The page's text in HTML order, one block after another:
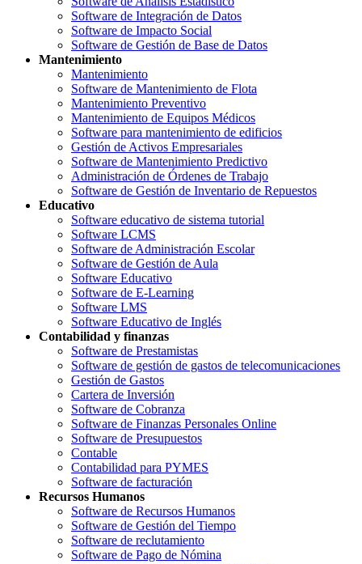
Software de Integración de Datos
Software de Impacto Social
Software de Gestión de Base de Datos
Mantenimiento
Mantenimiento
Software de Mantenimiento de Flota
Mantenimiento Preventivo
Mantenimiento de Equipos Médicos
Software para mantenimiento de edificios
Gestión de Activos Empresariales
Software de Mantenimiento Predictivo
Administración de Órdenes de Trabajo
Software de Gestión de Inventario de Repuestos
Educativo
Software educativo de sistema tutorial
Software LCMS
Software de Administración Escolar
Software de Gestión de Aula
Software Educativo
Software de E-Learning
Software LMS
Software Educativo de Inglés
Contabilidad y finanzas
Software de Prestamistas
Software de gestión de gastos de telecomunicaciones
Gestión de Gastos
Cartera de Inversión
Software de Cobranza
Software de Finanzas Personales Online
Software de Presupuestos
Contable
Contabilidad para PYMES
Software de facturación
Recursos Humanos
Software de Recursos Humanos
Software de Gestión del Tiempo
Software de reclutamiento
Software de Pago de Nómina